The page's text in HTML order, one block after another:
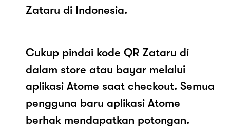
Zataru di Indonesia.
Cukup pindai kode QR Zataru di
dalam store atau bayar melalui
aplikasi Atome saat checkout. Semua
pengguna baru aplikasi Atome
berhak mendapatkan potongan.